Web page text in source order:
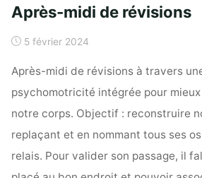
Après-midi de révisions
5 février 2024
Après-midi de révisions à travers
psychomotricité intégrée pour
notre corps. Objectif : reconstruire
replaçant et en nommant tous ses
relais. Pour valider son passage, il